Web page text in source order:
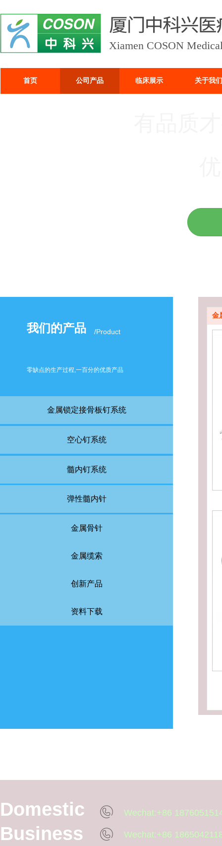
Xiamen COSON
首页 公司产品 临床展示 关于我们
金属锁定接骨板钉系统
金
髓内钉系统
弹性髓内针
金属骨针
资料下载
金属缆索
创新产品
空心钉系统
我们的产品
零缺点的生产过程,一百分的优质产品
/Product
Domestic
Business
Wechat:+86
Wechat:+86